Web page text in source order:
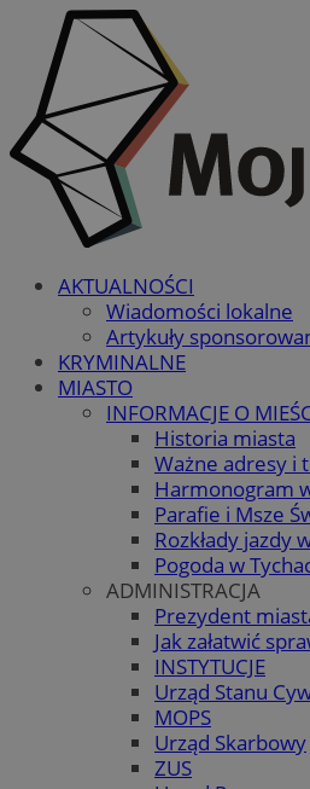
AKTUALNOŚCI
Wiadomości lokalne
Artykuły
KRYMINALNE
MIASTO
INFORMACJE O
Historia miasta
Ważne adresy i
Harmonogram
Parafie i Msze
Rozkłady jazdy
Pogoda w
ADMINISTRACJA
Prezydent
Jak załatwić
INSTYTUCJE
Urząd Stanu
MOPS
Urząd Skarbowy
ZUS